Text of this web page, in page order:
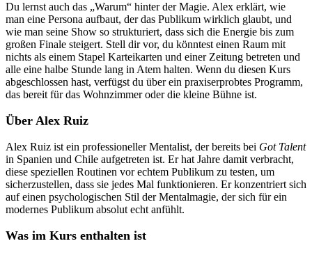
Du lernst auch das „Warum“ hinter der Magie. Alex erklärt, wie
man eine Persona aufbaut, der das Publikum wirklich glaubt, und
wie man seine Show so strukturiert, dass sich die Energie bis zum
großen Finale steigert. Stell dir vor, du könntest einen Raum mit
nichts als einem Stapel Karteikarten und einer Zeitung betreten und
alle eine halbe Stunde lang in Atem halten. Wenn du diesen Kurs
abgeschlossen hast, verfügst du über ein praxiserprobtes Programm,
das bereit für das Wohnzimmer oder die kleine Bühne ist.
Über Alex Ruiz
Alex Ruiz ist ein professioneller Mentalist, der bereits bei Got Talent
in Spanien und Chile aufgetreten ist. Er hat Jahre damit verbracht,
diese speziellen Routinen vor echtem Publikum zu testen, um
sicherzustellen, dass sie jedes Mal funktionieren. Er konzentriert sich
auf einen psychologischen Stil der Mentalmagie, der sich für ein
modernes Publikum absolut echt anfühlt.
Was im Kurs enthalten ist